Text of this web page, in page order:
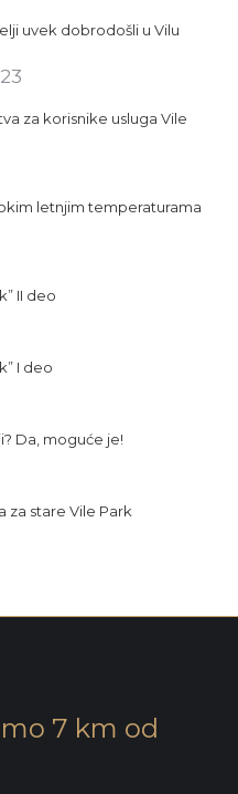
uvek dobrodošli u Vilu
za korisnike usluga Vile
letnjim temperaturama
II deo
I deo
Da, moguće je!
za stare Vile Park
7 km od